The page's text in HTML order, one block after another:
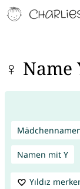
♀ Name
Namen mit Y
Yıldız